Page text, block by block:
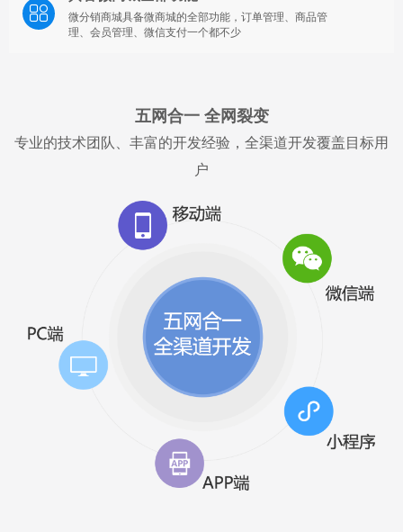
微分销商城具备微商城的全部功能，订单管理、商品管
理、会员管理、微信支付一个都不少
五网合一 全网裂变
专业的技术团队、丰富的开发经验，全渠道开发覆盖目标用
户